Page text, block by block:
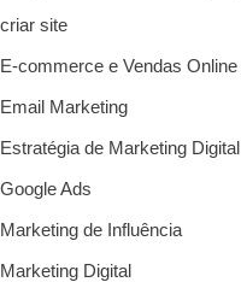
criar site
E-commerce e Vendas Online
Email Marketing
Estratégia de Marketing Digital
Google Ads
Marketing de Influência
Marketing Digital